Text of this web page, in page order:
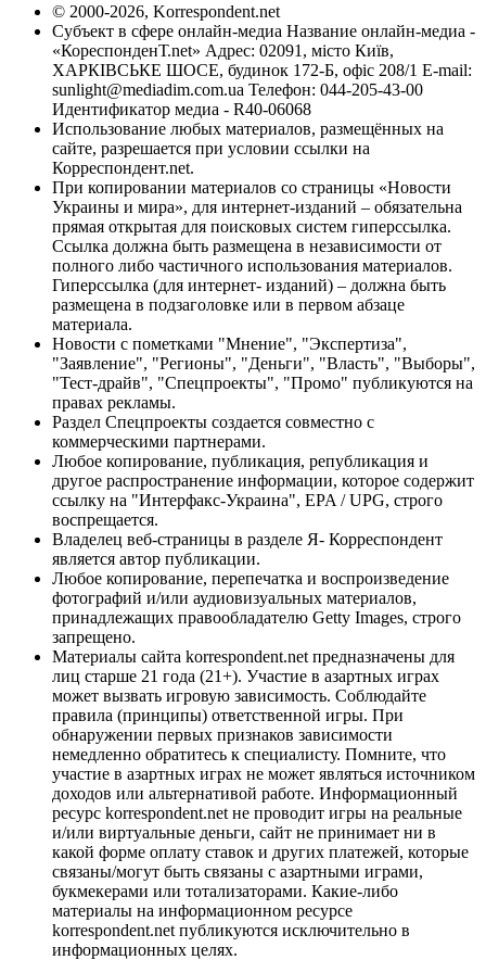
© 2000-2026, Korrespondent.net
Субъект в сфере онлайн-медиа Название онлайн-медиа -
«КореспонденТ.net» Адрес: 02091, місто Київ,
ХАРКІВСЬКЕ ШОСЕ, будинок 172-Б, офіс 208/1 E-mail:
sunlight@mediadim.com.ua Телефон: 044-205-43-00
Идентификатор медиа - R40-06068
Использование любых материалов, размещённых на
сайте, разрешается при условии ссылки на
Корреспондент.net.
При копировании материалов со страницы «Новости
Украины и мира», для интернет-изданий – обязательна
прямая открытая для поисковых систем гиперссылка.
Ссылка должна быть размещена в независимости от
полного либо частичного использования материалов.
Гиперссылка (для интернет- изданий) – должна быть
размещена в подзаголовке или в первом абзаце
материала.
Новости с пометками "Мнение", "Экспертиза",
"Заявление", "Регионы", "Деньги", "Власть", "Выборы",
"Тест-драйв", "Спецпроекты", "Промо" публикуются на
правах рекламы.
Раздел Спецпроекты создается совместно с
коммерческими партнерами.
Любое копирование, публикация, републикация и
другое распространение информации, которое содержит
ссылку на "Интерфакс-Украина", EPA / UPG, строго
воспрещается.
Владелец веб-страницы в разделе Я- Корреспондент
является автор публикации.
Любое копирование, перепечатка и воспроизведение
фотографий и/или аудиовизуальных материалов,
принадлежащих правообладателю Getty Images, строго
запрещено.
Материалы сайта korrespondent.net предназначены для
лиц старше 21 года (21+). Участие в азартных играх
может вызвать игровую зависимость. Соблюдайте
правила (принципы) ответственной игры. При
обнаружении первых признаков зависимости
немедленно обратитесь к специалисту. Помните, что
участие в азартных играх не может являться источником
доходов или альтернативой работе. Информационный
ресурс korrespondent.net не проводит игры на реальные
и/или виртуальные деньги, сайт не принимает ни в
какой форме оплату ставок и других платежей, которые
связаны/могут быть связаны с азартными играми,
букмекерами или тотализаторами. Какие-либо
материалы на информационном ресурсе
korrespondent.net публикуются исключительно в
информационных целях.